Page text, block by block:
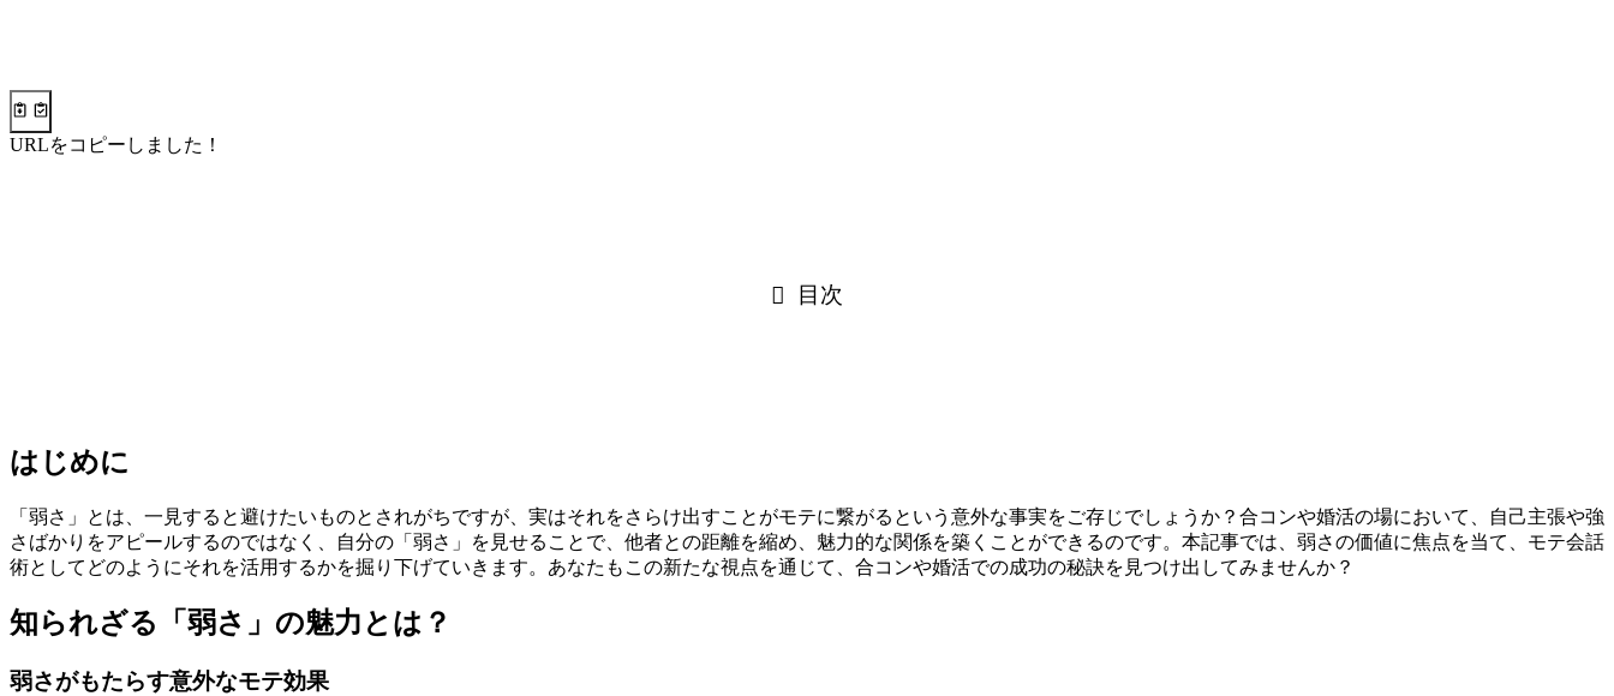
URLをコピーしました！
目次
はじめに
「弱さ」とは、一見すると避けたいものとされがちですが、実はそれをさらけ出すことがモテに繋がるという意外な事実をご存じでしょうか？合コンや婚活の場において、自己主張や強
さばかりをアピールするのではなく、自分の「弱さ」を見せることで、他者との距離を縮め、魅力的な関係を築くことができるのです。本記事では、弱さの価値に焦点を当て、モテ会話
術としてどのようにそれを活用するかを掘り下げていきます。あなたもこの新たな視点を通じて、合コンや婚活での成功の秘訣を見つけ出してみませんか？
知られざる「弱さ」の魅力とは？
弱さがもたらす意外なモテ効果